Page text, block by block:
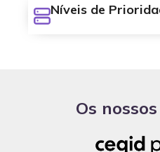
Níveis de
Os